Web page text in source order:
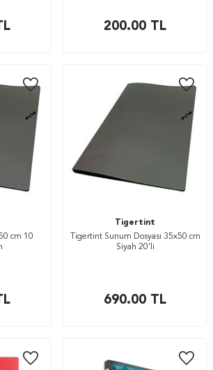
200.00 TL
cm 10
Tigertint
Tigertint Sunum Dosyası 35x50 cm
Siyah 20'li
690.00 TL